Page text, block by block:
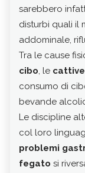
sarebbero
disturbi quali il
addominale,
Tra le cause
cibo, le
consumo di
bevande
Le discipline
col loro
problemi
fegato si